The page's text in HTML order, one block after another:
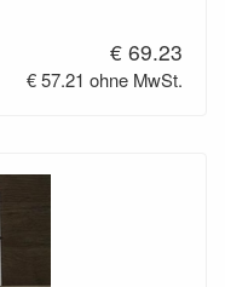
€ 69.23
€ 57.21 ohne MwSt.